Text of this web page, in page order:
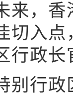
来，
切入
行政
行政